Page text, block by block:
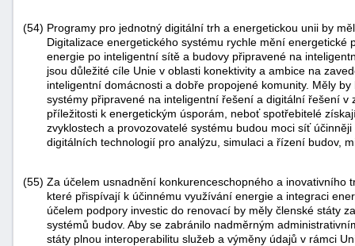
(54) Programy pro jednotný digitální trh a energetickou unii by
Digitalizace energetického systému rychle mění
energie po inteligentní sítě a budovy připravené na
jsou důležité cíle Unie v oblasti konektivity a ambice na
inteligentní domácnosti a dobře propojené komunity. Měly
systémy připravené na inteligentní řešení a digitální řešení v
příležitosti k energetickým úsporám, neboť spotřebitelé
zvyklostech a provozovatelé systému budou moci síť
digitálních technologií pro analýzu, simulaci a řízení budov,
(55) Za účelem usnadnění konkurenceschopného a inovativního
které přispívají k účinnému využívání energie a integraci
účelem podpory investic do renovací by měly členské státy
systémů budov. Aby se zabránilo nadměrným
státy plnou interoperabilitu služeb a výměny údajů v rámci